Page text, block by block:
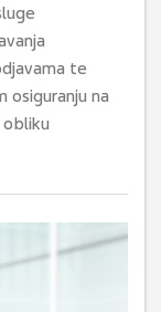
te
osiguranju na
obliku